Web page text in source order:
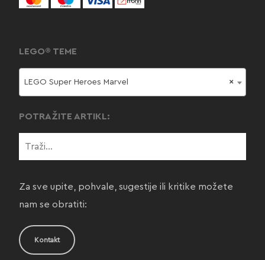
LEGO® TEME
×
LEGO Super Heroes Marvel
POTRAŽITE ARTIKL:
Za sve upite, pohvale, sugestije ili kritike možete
nam se obratiti:
Kontakt